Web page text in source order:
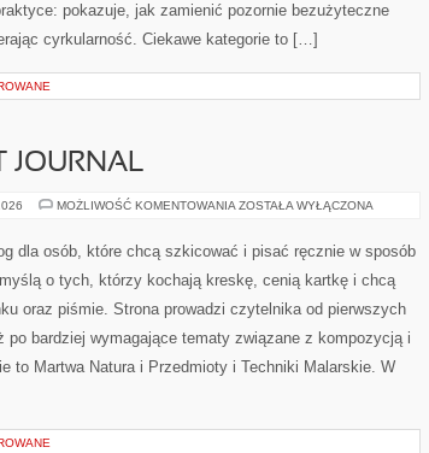
pokazuje, jak zamienić pozornie bezużyteczne
cyrkularność. Ciekawe kategorie to […]
JOURNAL
MOŻLIWOŚĆ KOMENTOWANIA ZESZYTY
JOURNAL
ZOSTAŁA WYŁĄCZONA
dla osób, które chcą szkicować i pisać ręcznie w sposób
o tych, którzy kochają kreskę, cenią kartkę i chcą
oraz piśmie. Strona prowadzi czytelnika od pierwszych
po bardziej wymagające tematy związane z kompozycją i
to Martwa Natura i Przedmioty i Techniki Malarskie. W